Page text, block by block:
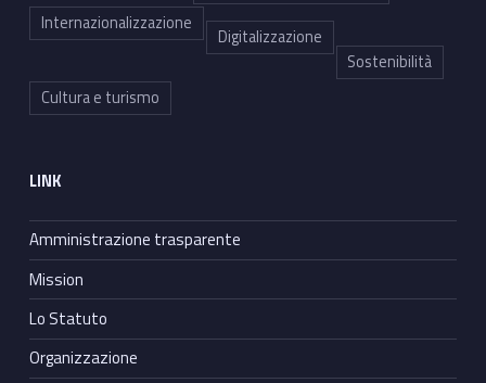
Internazionalizzazione
Digitalizzazione
Sostenibilità
Cultura e turismo
LINK
Amministrazione trasparente
Mission
Lo Statuto
Organizzazione